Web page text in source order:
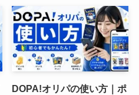
DOPA!オリパの使い方｜ポ